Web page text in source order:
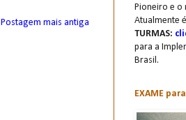
Postagem mais antiga
Pioneiro e o
Atualmente
TURMAS:
para a
Brasil.
EXAME